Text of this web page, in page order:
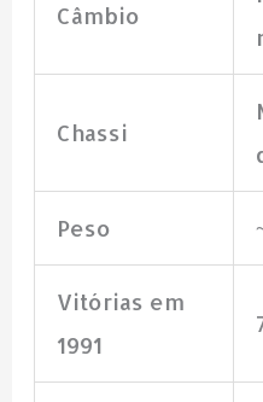
Câmbio
Chassi
Peso
Vitórias em
1991